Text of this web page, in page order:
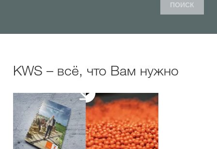
ПОИСК
KWS – всё, что Вам нужно